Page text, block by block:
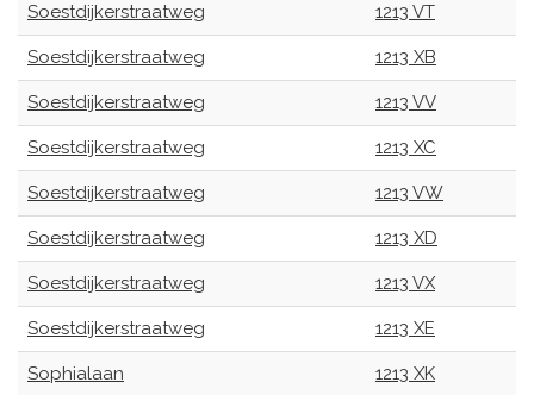
Soestdijkerstraatweg 1213 VT
Soestdijkerstraatweg 1213 XB
Soestdijkerstraatweg 1213 VV
Soestdijkerstraatweg 1213 XC
Soestdijkerstraatweg 1213 VW
Soestdijkerstraatweg 1213 XD
Soestdijkerstraatweg 1213 VX
Soestdijkerstraatweg 1213 XE
Sophialaan 1213 XK